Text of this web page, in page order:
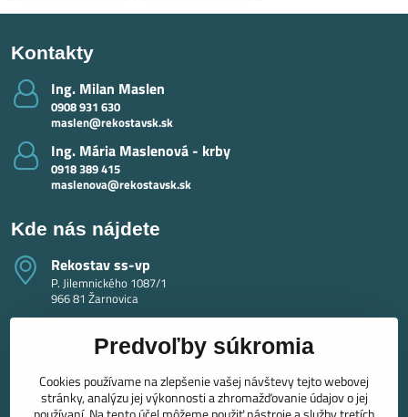
Kontakty
Ing​. Milan Maslen
0908 931 630
maslen@rekostavsk.sk
Ing​. Mária Maslenová - krby
0918 389 415
maslenova@rekostavsk.sk
Kde nás nájdete
Rekostav ss-vp
P. Jilemnického 1087/1
966 81 Žarnovica
Predvoľby súkromia
Cookies používame na zlepšenie vašej návštevy tejto webovej
stránky, analýzu jej výkonnosti a zhromažďovanie údajov o jej